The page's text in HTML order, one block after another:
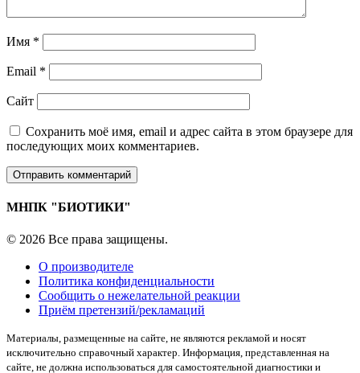
Имя *
Email *
Сайт
Сохранить моё имя, email и адрес сайта в этом браузере для
последующих моих комментариев.
МНПК "БИОТИКИ"
© 2026 Все права защищены.
О производителе
Политика конфиденциальности
Сообщить о нежелательной реакции
Приём претензий/рекламаций
Материалы, размещенные на сайте, не являются рекламой и носят
исключительно справочный характер. Информация, представленная на
сайте, не должна использоваться для самостоятельной диагностики и